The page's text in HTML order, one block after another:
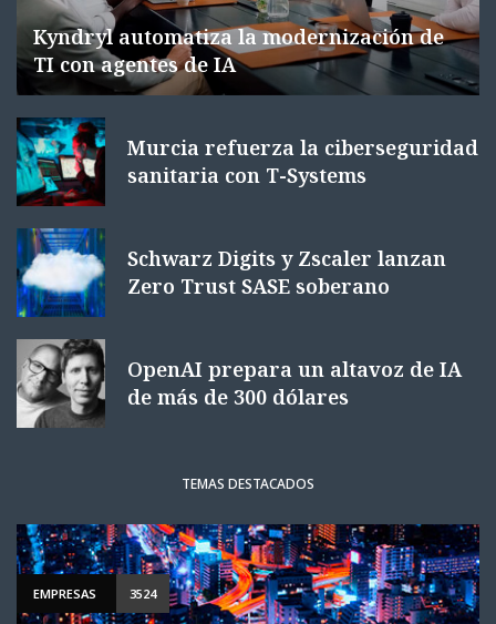
Kyndryl automatiza la modernización de
TI con agentes de IA
Murcia refuerza la ciberseguridad
sanitaria con T-Systems
Schwarz Digits y Zscaler lanzan
Zero Trust SASE soberano
OpenAI prepara un altavoz de IA
de más de 300 dólares
TEMAS DESTACADOS
EMPRESAS 3524